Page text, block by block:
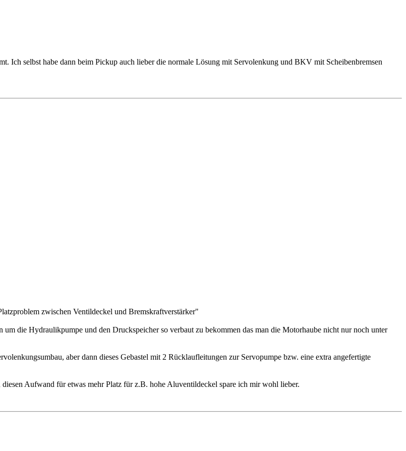
Ich selbst habe dann beim Pickup auch lieber die normale Lösung mit Servolenkung und BKV mit Scheibenbremsen
zwischen Ventildeckel und Bremskraftverstärker"
um die Hydraulikpumpe und den Druckspeicher so verbaut zu bekommen das man die Motorhaube nicht nur noch unter
aber dann dieses Gebastel mit 2 Rücklaufleitungen zur Servopumpe bzw. eine extra angefertigte
Aufwand für etwas mehr Platz für z.B. hohe Aluventildeckel spare ich mir wohl lieber.